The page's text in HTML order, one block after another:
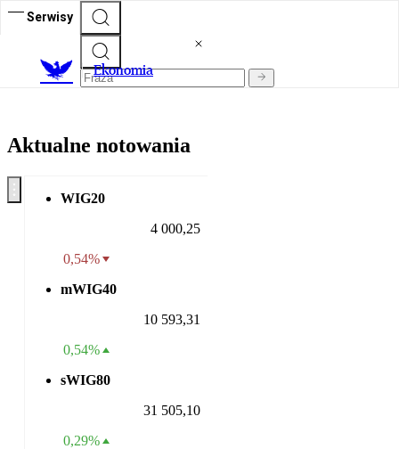
Serwisy
Ekonomia
Aktualne notowania
WIG20
4 000,25
0,54%
mWIG40
10 593,31
0,54%
sWIG80
31 505,10
0,29%